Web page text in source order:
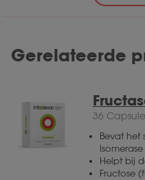
Gerelateerde
36
Bevat het
Isomerase
Helpt bij
Fructose